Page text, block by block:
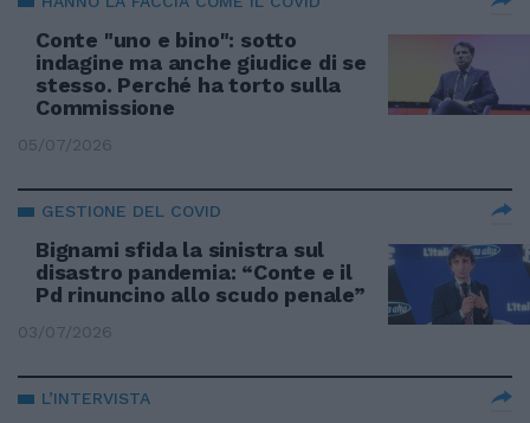
Conte "uno e bino": sotto
indagine ma anche giudice di se
stesso. Perché ha torto sulla
Commissione
05/07/2026
GESTIONE DEL COVID
Bignami sfida la sinistra sul
disastro pandemia: “Conte e il
Pd rinuncino allo scudo penale”
03/07/2026
L’INTERVISTA